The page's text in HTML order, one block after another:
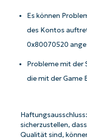
Es können
des Kontos
0x80070520
Probleme mit der
die mit der Game
sicherzustellen,
Qualität sind,
First